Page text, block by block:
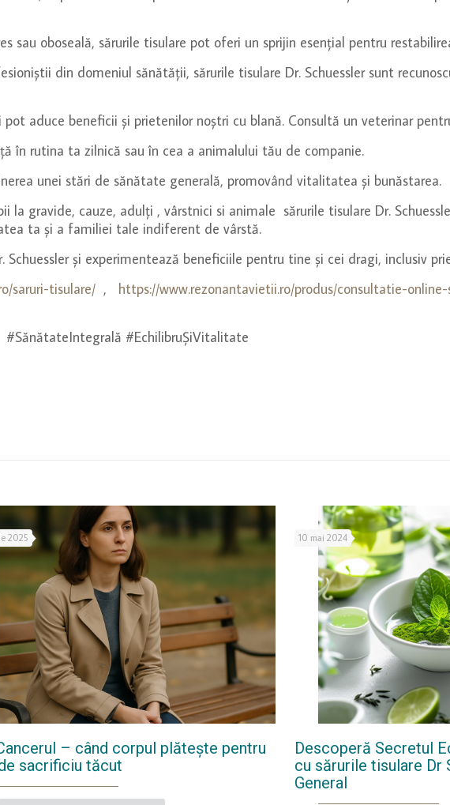
sau oboseală, sărurile tisulare pot oferi un sprijin esențial pentru
din domeniul sănătății, sărurile tisulare Dr. Schuessler sunt
aduce beneficii și prietenilor noștri cu blană. Consultă un veterinar
în rutina ta zilnică sau în cea a animalului tău de companie.
unei stări de sănătate generală, promovând vitalitatea și bunăstarea.
la gravide, cauze, adulți , vârstnici si animale sărurile tisulare Dr.
ta și a familiei tale indiferent de vârstă.
Schuessler și experimentează beneficiile pentru tine și cei dragi, inclusiv
saruri-tisulare/ , https://www.rezonantavietii.ro/produs/consultatie-
#EchilibruȘiVitalitate
2025
– când corpul plătește pentru
sacrificiu tăcut
10 mai 2024
Descoperă Secretul
cu sărurile tisulare Dr
General